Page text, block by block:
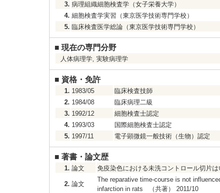
3. 病理組織細胞検査学（女子栄養大学）
4. 細胞検査学実習（東京医学技術専門学校）
5. 臨床検査医学総論（東京医学技術専門学校）
■ 現在の専門分野
人体病理学, 実験病理学
■ 資格・免許
1. 1983/05
臨床検査技師
2. 1984/08
臨床病理二級
3. 1992/12
細胞検査士認定
4. 1993/03
国際細胞検査士認定
5. 1997/11 電子顕微鏡一般技術（生物）認定
■ 著書・論文歴
1. 論文 免疫染色における未洗コントロール切片
2. 論文
The reparative time-course is not
infarction in rats （共著） 2011/10